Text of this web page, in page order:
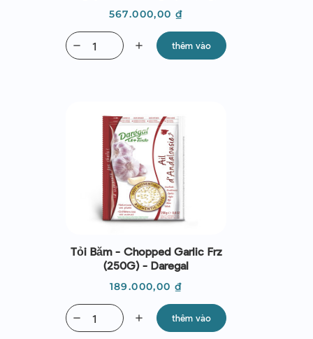
Giá
567.000,00 ₫
add
remove thêm vào
Tỏi Băm - Chopped Garlic Frz
(250G) - Daregal
Giá
189.000,00 ₫
add
remove thêm vào